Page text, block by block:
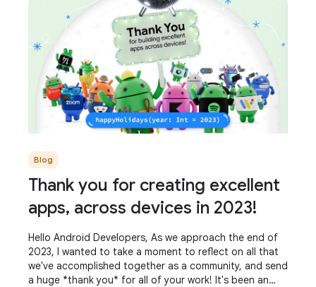
Blog
Thank you for creating excellent
apps, across devices in 2023!
Hello Android Developers, As we approach the end of
2023, I wanted to take a moment to reflect on all that
we've accomplished together as a community, and send
a huge *thank you* for all of your work! It's been an